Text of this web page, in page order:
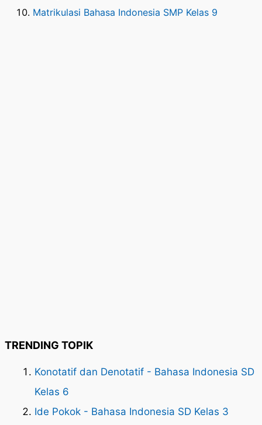
Matrikulasi Bahasa Indonesia SMP Kelas 9
TRENDING TOPIK
Konotatif dan Denotatif - Bahasa Indonesia SD
Kelas 6
Ide Pokok - Bahasa Indonesia SD Kelas 3